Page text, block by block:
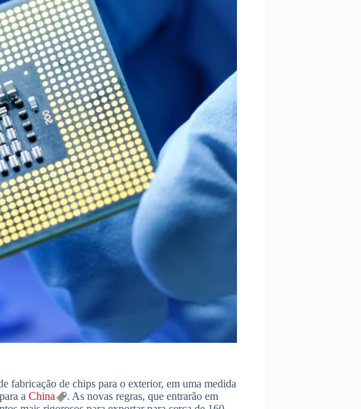
fabricação de chips para o exterior, em uma medida
a China
. As novas regras, que entrarão em